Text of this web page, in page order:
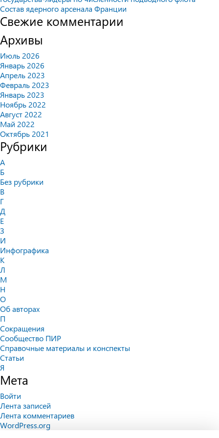
Состав ядерного арсенала Франции
Свежие комментарии
Архивы
Июль 2026
Январь 2026
Апрель 2023
Февраль 2023
Январь 2023
Ноябрь 2022
Август 2022
Май 2022
Октябрь 2021
Рубрики
А
Б
Без рубрики
В
Г
Д
Е
З
И
Инфографика
К
Л
М
Н
О
Об авторах
П
Сокращения
Сообщество ПИР
Справочные материалы и конспекты
Статьи
Я
Мета
Войти
Лента записей
Лента комментариев
WordPress.org